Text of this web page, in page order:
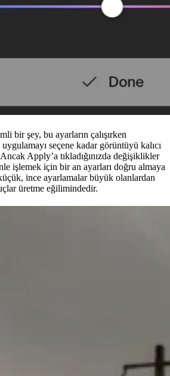
bir şey, bu ayarların çalışırken
seçene kadar görüntüyü kalıcı
Apply’a tıkladığınızda değişiklikler
işlemek için bir an ayarları doğru almaya
ince ayarlamalar büyük olanlardan
üretme eğilimindedir.